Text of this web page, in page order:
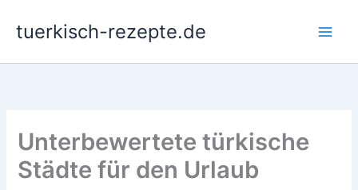
Inhalttuerkisch-rezepte.de
Unterbewertete türkische
Städte für den Urlaub